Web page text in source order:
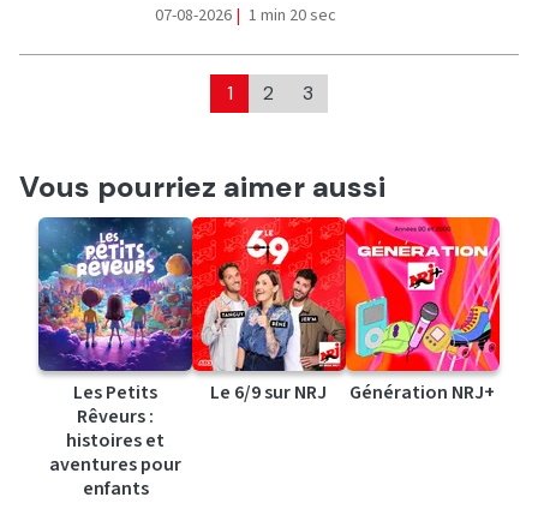
07-08-2026 | 1 min 20 sec
1 2 3
Vous pourriez aimer aussi
Les Petits
Rêveurs :
histoires et
aventures pour
enfants
Le 6/9 sur NRJ Génération NRJ+